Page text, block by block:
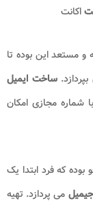
اکانت
مستعد این بوده تا
بپردازد.ساخت ایمیل
با شماره مجازی امکان
که فرد ابتدا یک
می پردازد. تهیه